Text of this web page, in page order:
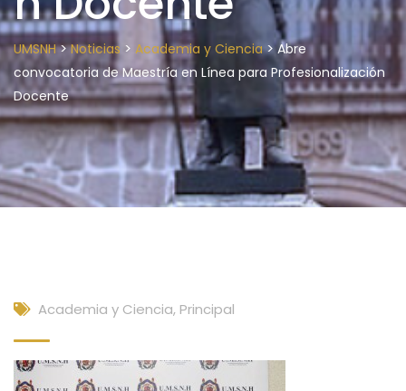
UMSNH>Noticias > Academia y Ciencia>Abre
convocatoria de Maestría en Línea para Profesionalización
Docente
Academia y Ciencia, Principal